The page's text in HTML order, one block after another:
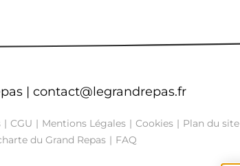
| contact@legrandrepas.fr
CGU Mentions Légales Cookies
Plan du site
du Grand Repas
FAQ